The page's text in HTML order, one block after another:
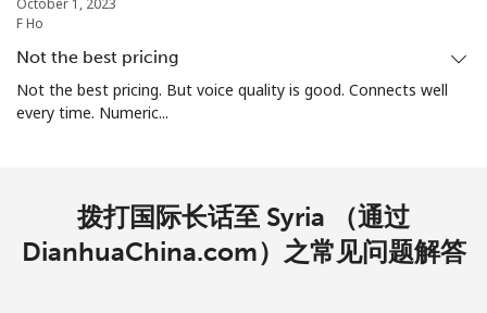
October 1, 2023
F Ho
Not the best pricing
Not the best pricing. But voice quality is good. Connects well
every time. Numeric...
拨打国际长话至 Syria （通过
DianhuaChina.com）之常见问题解答